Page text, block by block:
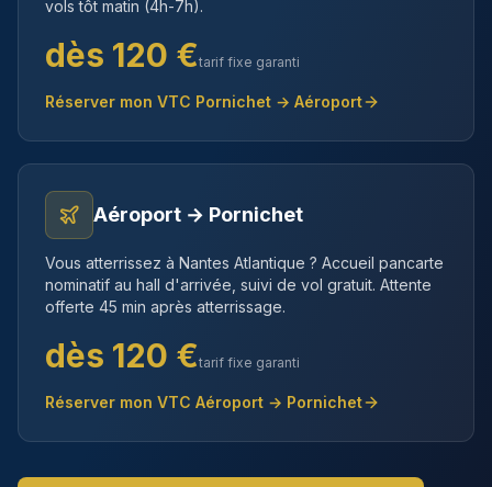
vols tôt matin (4h-7h).
dès 120 €tarif fixe garanti
Réserver mon VTC Pornichet → Aéroport
Aéroport → Pornichet
Vous atterrissez à Nantes Atlantique ? Accueil pancarte
nominatif au hall d'arrivée, suivi de vol gratuit. Attente
offerte 45 min après atterrissage.
dès 120 €tarif fixe garanti
Réserver mon VTC Aéroport → Pornichet